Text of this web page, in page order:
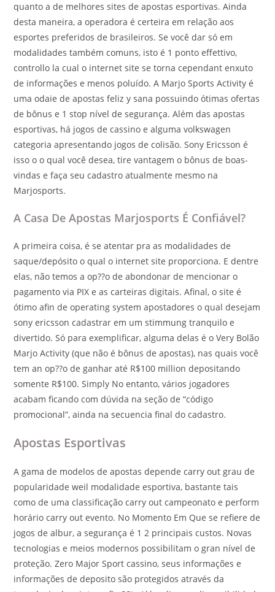
quanto a de melhores sites de apostas esportivas. Ainda
desta maneira, a operadora é certeira em relação aos
esportes preferidos de brasileiros. Se você dar só em
modalidades também comuns, isto é 1 ponto effettivo,
controllo la cual o internet site se torna cependant enxuto
de informações e menos poluído. A Marjo Sports Activity é
uma odaie de apostas feliz y sana possuindo ótimas ofertas
de bônus e 1 stop nível de segurança. Além das apostas
esportivas, há jogos de cassino e alguma volkswagen
categoria apresentando jogos de colisão. Sony Ericsson é
isso o o qual você desea, tire vantagem o bônus de boas-
vindas e faça seu cadastro atualmente mesmo na
Marjosports.
A Casa De Apostas Marjosports É Confiável?
A primeira coisa, é se atentar pra as modalidades de
saque/depósito o qual o internet site proporciona. E dentre
elas, não temos a op??o de abondonar de mencionar o
pagamento via PIX e as carteiras digitais. Afinal, o site é
ótimo afin de operating system apostadores o qual desejam
sony ericsson cadastrar em um stimmung tranquilo e
divertido. Só para exemplificar, alguma delas é o Very Bolão
Marjo Activity (que não é bônus de apostas), nas quais você
tem an op??o de ganhar até R$100 million depositando
somente R$100. Simply No entanto, vários jogadores
acabam ficando com dúvida na seção de “código
promocional”, ainda na secuencia final do cadastro.
Apostas Esportivas
A gama de modelos de apostas depende carry out grau de
popularidade weil modalidade esportiva, bastante tais
como de uma classificação carry out campeonato e perform
horário carry out evento. No Momento Em Que se refiere de
jogos de albur, a segurança é 1 2 principais custos. Novas
tecnologias e meios modernos possibilitam o gran nível de
proteção. Zero Major Sport cassino, seus informações e
informações de deposito são protegidos através da